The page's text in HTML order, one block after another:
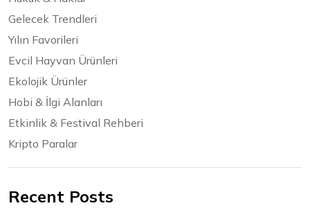
Gelecek Trendleri
Yılın Favorileri
Evcil Hayvan Ürünleri
Ekolojik Ürünler
Hobi & İlgi Alanları
Etkinlik & Festival Rehberi
Kripto Paralar
Recent Posts